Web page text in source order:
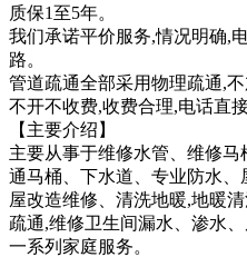
质保1至5年。
我们承诺平价服务,情况明确,
路。
管道疏通全部采用物理疏通,
不开不收费,收费合理,电话直
【主要介绍】
主要从事于维修水管、维修
通马桶、下水道、专业防水
屋改造维修、清洗地暖,地暖
疏通,维修卫生间漏水、渗水
一系列家庭服务。